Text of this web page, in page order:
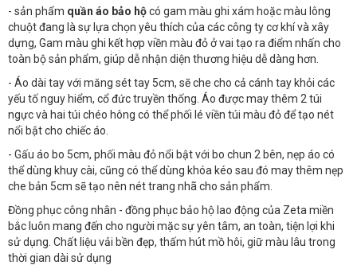
- sản phẩm quần áo bảo hộcó gam màu ghi xám hoặc màu lông
chuột đang là sự lựa chọn yêu thích của các công ty cơ khí và xây
dựng, Gam màu ghi kết hợp viền màu đỏ ở vai tạo ra điểm nhấn cho
toàn bộ sản phẩm, giúp dễ nhận diện thương hiệu dễ dàng hơn.
- Áo dài tay với măng sét tay 5cm, sẽ che cho cả cánh tay khỏi các
yếu tố nguy hiểm, cổ đức truyền thống. Áo được may thêm 2 túi
ngực và hai túi chéo hông có thể phối lé viền túi màu đỏ để tạo nét
nổi bật cho chiếc áo.
- Gấu áo bo 5cm, phối màu đỏ nổi bật với bo chun 2 bên, nẹp áo có
thể dùng khuy cài, cũng có thể dùng khóa kéo sau đó may thêm nẹp
che bản 5cm sẽ tạo nên nét trang nhã cho sản phẩm.
Đồng phục công nhân - đồng phục bảo hộ lao động của Zeta miền
bắc luôn mang đến cho người mặc sự yên tâm, an toàn, tiện lợi khi
sử dụng. Chất liệu vải bền đẹp, thấm hút mồ hôi, giữ màu lâu trong
thời gian dài sử dụng